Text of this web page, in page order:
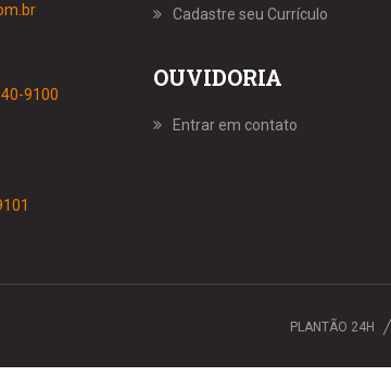
9100
Cadastre seu Currículo
OUVIDORIA
Entrar em contato
PLANTÃO 24H